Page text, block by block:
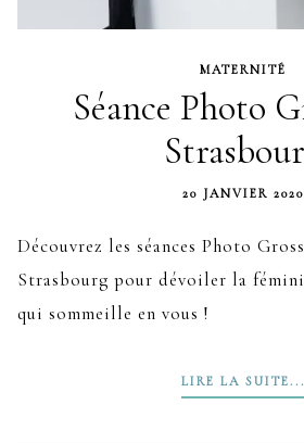
MATERNITÉ
Séance Photo
20 JANVIER 2020
Découvrez les séances Photo
Strasbourg pour dévoiler la
qui sommeille en vous !
LIRE LA SUITE...